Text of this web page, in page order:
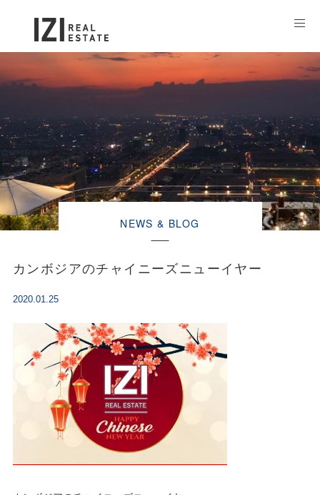
NEWS & BLOG
カンボジアのチャイニーズニューイヤー
2020.01.25